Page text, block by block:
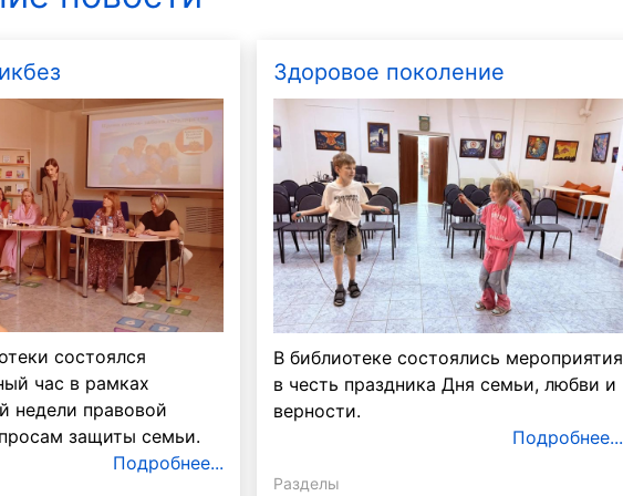
состоялся
час в рамках
недели правовой
защиты семьи.
Подробнее...
Здоровое поколение
В библиотеке состоялись мероприятия
в честь праздника Дня семьи, любви и
верности.
Подробнее...
Разделы